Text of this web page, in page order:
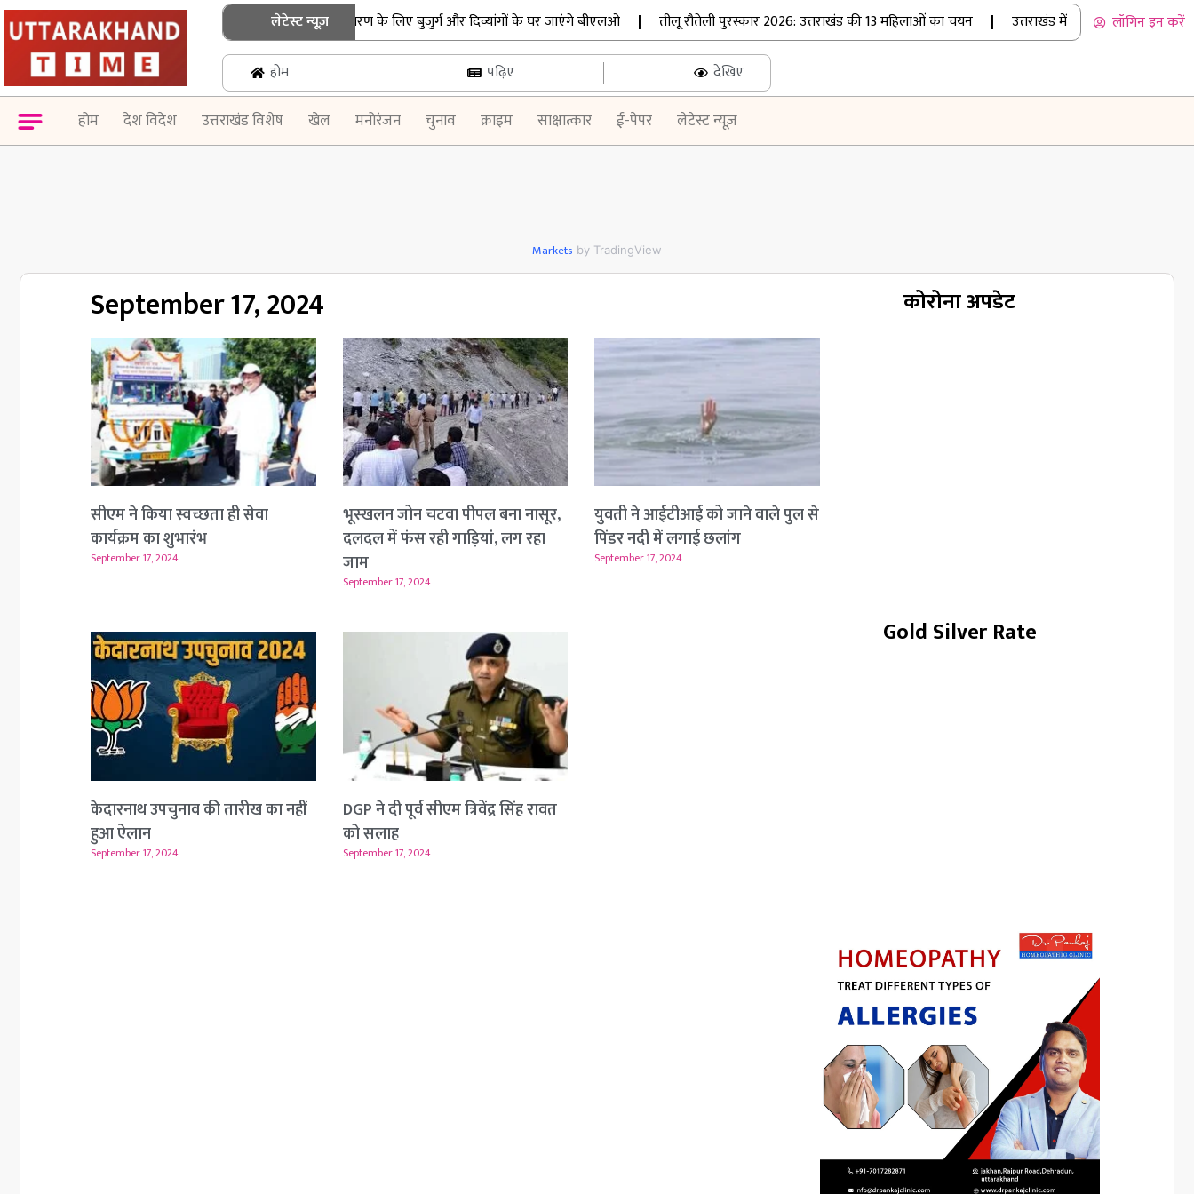
लेटेस्ट न्यूज़
उत्तराखंड: एसआईआर नोटिस के निस्तारण के लिए बुजुर्ग और दिव्यांगों के घर जाएंगे बीएलओ तीलू रौतेली पुरस्कार 2026: उत्तराखंड की 13 महिलाओं का चयन उत्तराखंड में बारिश का कहर:
लॉगिन इन करें
होम पढ़िए देखिए
होम देश विदेश उत्तराखंड विशेष खेल मनोरंजन चुनाव क्राइम साक्षात्कार ई-पेपर लेटेस्ट न्यूज़
Markets by TradingView
September 17, 2024
सीएम ने किया स्वच्छता ही सेवा
कार्यक्रम का शुभारंभ
September 17, 2024
भूस्खलन जोन चटवा पीपल बना नासूर,
दलदल में फंस रही गाड़ियां, लग रहा
जाम
September 17, 2024
युवती ने आईटीआई को जाने वाले पुल से
पिंडर नदी में लगाई छलांग
September 17, 2024
केदारनाथ उपचुनाव की तारीख का नहीं
हुआ ऐलान
September 17, 2024
DGP ने दी पूर्व सीएम त्रिवेंद्र सिंह रावत
को सलाह
September 17, 2024
कोरोना अपडेट
Gold Silver Rate